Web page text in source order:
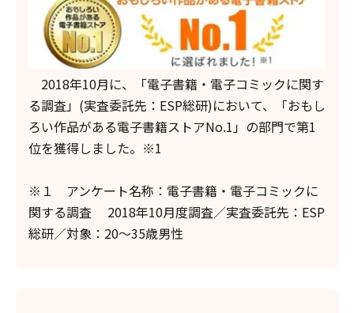
2018年10月に、「電子書籍・電子コミックに関す
る調査」(実査委託先：ESP総研)において、「おもし
ろい作品がある電子書籍ストアNo.1」の部門で第1
位を獲得しました。※1
※１ アンケート名称：電子書籍・電子コミックに
関する調査 2018年10月度調査／実査委託先：ESP
総研／対象：20～35歳男性